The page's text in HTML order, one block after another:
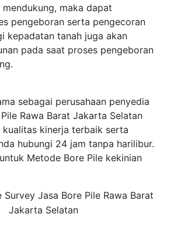
maka dapat
pengeboran serta pengecoran
kepadatan tanah juga akan
pada saat proses pengeboran
sebagai perusahaan penyedia
Rawa Barat Jakarta Selatan
kinerja terbaik serta
hubungi 24 jam tanpa harilibur.
Metode Bore Pile kekinian
Jasa Bore Pile Rawa Barat
Jakarta Selatan